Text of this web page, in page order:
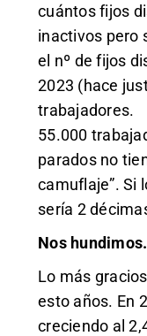
cuántos fijos
inactivos pero
el nº de fijos
2023 (hace
trabajadores.
55.000
parados no
camuflaje”. Si
sería 2
Nos
Lo más
esto años. En
creciendo al